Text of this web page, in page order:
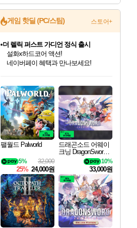
게임 핫딜 (PC/스팀) 스토어+
최대 90% 할인가를 만나보세요!
네이버혜택과 함께 만나보세요!
50%할인&추가 적립까지!
네이버 포인트 혜택까지!
이니&베니 혜택까지!
네이버 혜택가와 함께 예약하세요!
할인&네이버혜택으로 만나보세요!
더 렐릭 퍼스트 가디언 정식 출시
설화x하드코어 액션!
네이버페이 혜택과 만나보세요!
40주년 프로모션으로 만나보세요!
할인가에 만나보세요!
일부 에디션 상시 할인!
혜택으로 예약 판매 중
편안하게 충전하세요
팰월드 Palworld
32,000
5%
25% 24,000원
드래곤소드 어웨이
크닝 DragonSword A
10%
33,000원